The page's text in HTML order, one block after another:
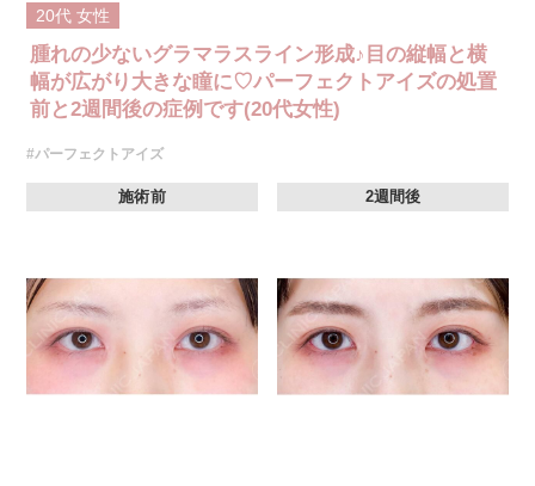
20代 女性
腫れの少ないグラマラスライン形成♪目の縦幅と横
幅が広がり大きな瞳に♡パーフェクトアイズの処置
前と2週間後の症例です(20代女性)
#パーフェクトアイズ
施術前 2週間後